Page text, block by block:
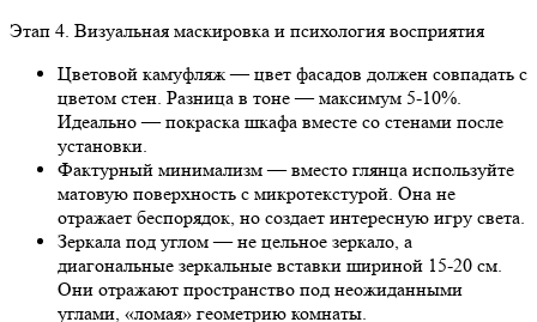
Этап 4. Визуальная маскировка и психология восприятия
Цветовой камуфляж — цвет фасадов должен совпадать с
цветом стен. Разница в тоне — максимум 5-10%.
Идеально — покраска шкафа вместе со стенами после
установки.
Фактурный минимализм — вместо глянца используйте
матовую поверхность с микротекстурой. Она не
отражает беспорядок, но создает интересную игру света.
Зеркала под углом — не цельное зеркало, а
диагональные зеркальные вставки шириной 15-20 см.
Они отражают пространство под неожиданными
углами, «ломая» геометрию комнаты.